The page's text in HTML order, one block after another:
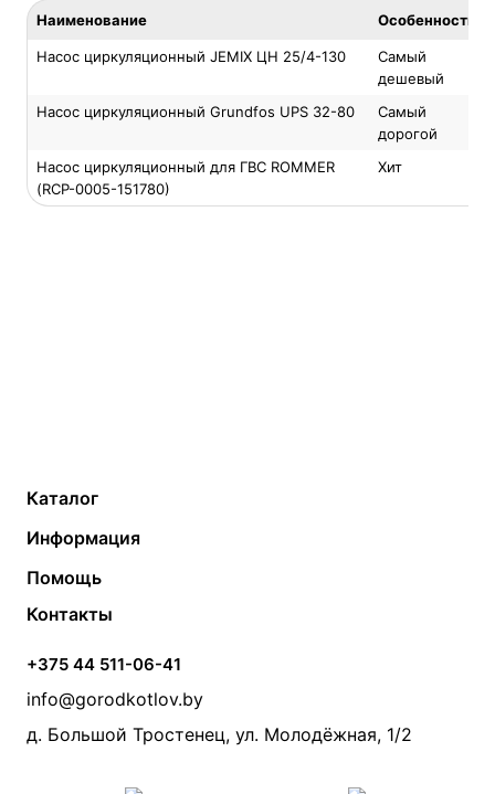
Наименование Особенность
Насос циркуляционный JEMIX ЦН 25/4-130
Самый
дешевый
Насос циркуляционный Grundfos UPS 32-80
Самый
дорогой
Насос циркуляционный для ГВС ROMMER
(RCP-0005-151780)
Хит
Каталог
Твердотопливные котлы
Электрические котлы
Банные печи
Камины и печи
Теплый пол
Радиаторы
Насосы
Дымоходы
Информация
Контакты
Статьи
Акции
Производители
Помощь
Монтаж систем отопления
Прайс по монтажу систем отопления
Проект систем отопления
Контакты
+375 44 511-06-41
info@gorodkotlov.by
д. Большой Тростенец, ул. Молодёжная, 1/2